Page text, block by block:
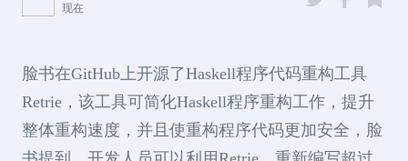
现在
脸书在GitHub上开源了Haskell程序代码重构工具
Retrie，该工具可简化Haskell程序重构工作，提升
整体重构速度，并且使重构程序代码更加安全，脸